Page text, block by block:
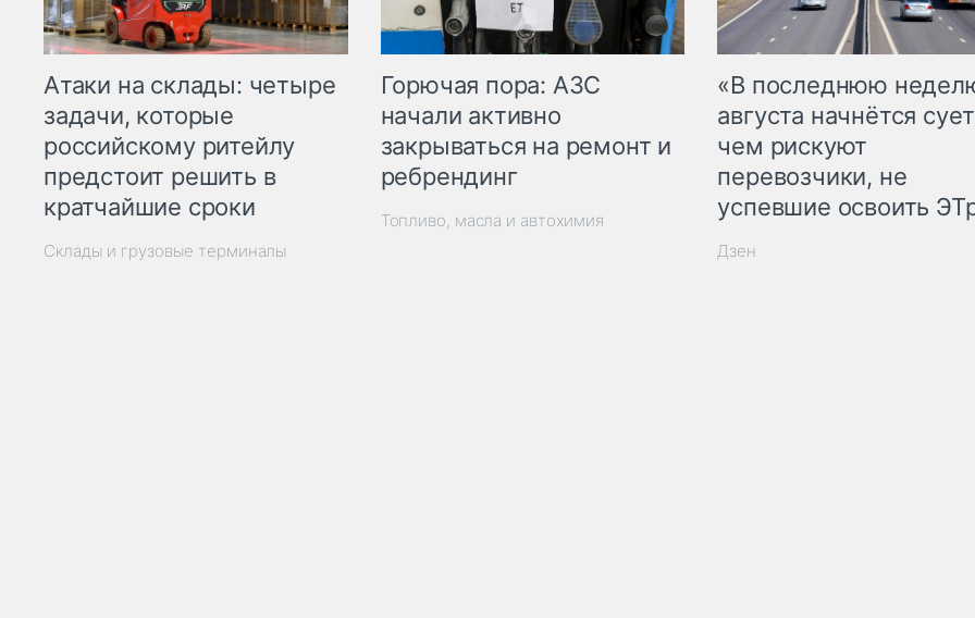
Атаки на склады: четыре
задачи, которые
российскому ритейлу
предстоит решить в
кратчайшие сроки
Склады и грузовые терминалы
Горючая пора: АЗС
начали активно
закрываться на ремонт и
ребрендинг
Топливо, масла и автохимия
«В последнюю
августа начнётся
чем рискуют
перевозчики, не
успевшие освоить
Дзен